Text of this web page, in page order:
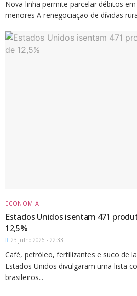
Nova linha permite parcelar débitos
menores A renegociação de dívidas
ECONOMIA
Estados Unidos isentam 471
12,5%
23 julho 2026 - 22:33
Café, petróleo, fertilizantes e suco de
Estados Unidos divulgaram uma lista
brasileiros...